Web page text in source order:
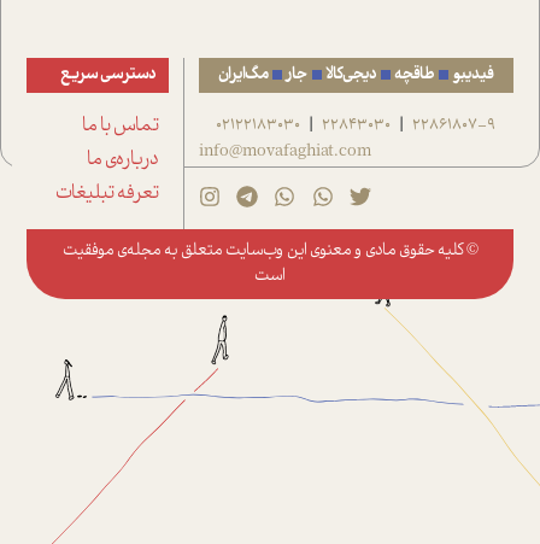
فیدیبو طاقچه دیجی‌کالا جار مگ‌ایران
22861807-9
|
22843030
|
02122183030
info@movafaghiat.com
دسترسی سریع
تماس با ما
درباره‌ی ما
تعرفه تبلیغات
© کلیه حقوق مادی و معنوی این وب‌سایت متعلق به مجله‌ی موفقیت
است